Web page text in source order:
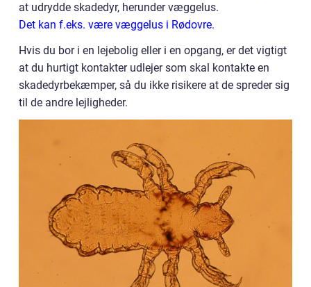
at udrydde skadedyr, herunder væggelus.
Det kan f.eks. være væggelus i Rødovre.
Hvis du bor i en lejebolig eller i en opgang, er det vigtigt
at du hurtigt kontakter udlejer som skal kontakte en
skadedyrbekæmper, så du ikke risikere at de spreder sig
til de andre lejligheder.